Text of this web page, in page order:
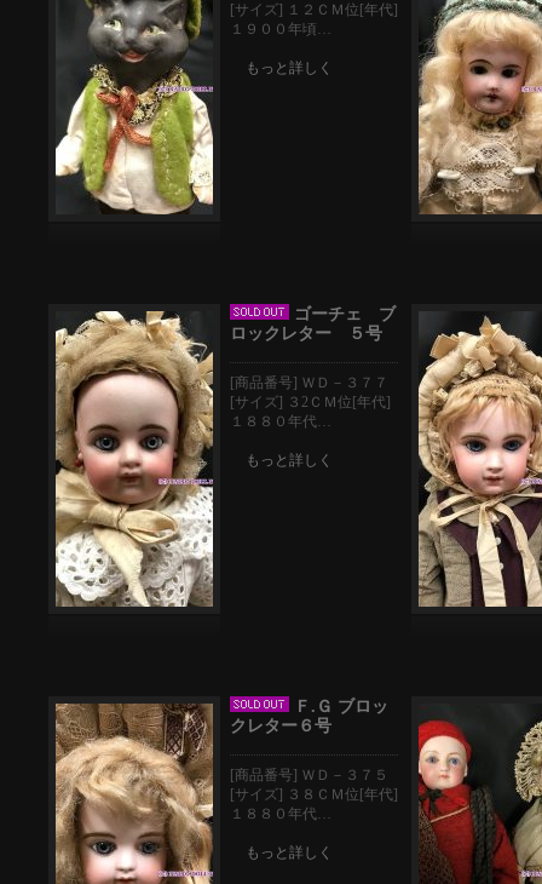
[サイズ] １２ＣＭ位[年代]
１９００年頃…
もっと詳しく
ゴーチェ ブ
ロックレター ５号
[商品番号] ＷＤ－３７７
[サイズ] ３2ＣＭ位[年代]
１８８０年代…
もっと詳しく
Ｆ.Ｇ ブロッ
クレター６号
[商品番号] ＷＤ－３７５
[サイズ] ３８ＣＭ位[年代]
１８８０年代…
もっと詳しく